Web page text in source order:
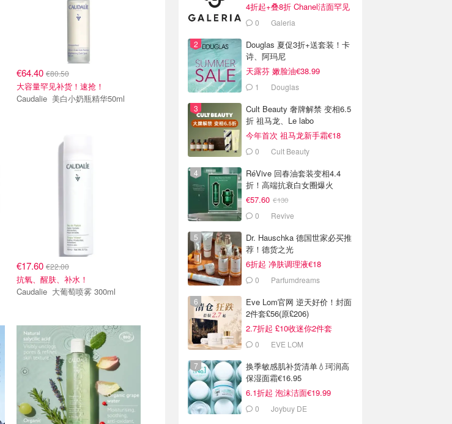
€64.40 €80.50
大容量罕见补货！速抢！
Caudalie 美白小奶瓶精华50ml
€17.60 €22.00
抗氧、醒肤、补水！
Caudalie 大葡萄喷雾 300ml
4折起+叠8折 Chanel洁面罕见
€430 Galeria
Douglas 夏促3折+送套装！卡
诗、阿玛尼
天露芬 嫩脸油€38.99
1 Douglas
Cult Beauty 奢牌解禁 变相6.5
折 祖马龙、Le labo
今年首次 祖马龙新手霜€18
0 Cult Beauty
RéVive 回春油套装变相4.4
折！高端抗衰白女圈爆火
€57.60 €130
0 Revive
Dr. Hauschka 德国世家必买推
荐！德货之光
6折起 净肤调理液€18
0 Parfumdreams
Eve Lom官网 逆天好价！封面
2件套£56(原£206)
2.7折起 £10收迷你2件套
0 EVE LOM
换季敏感肌补货清单💧珂润高
保湿面霜€16.95
6.1折起 泡沫洁面€19.99
0 Joybuy DE